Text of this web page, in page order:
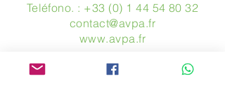
Teléfono. : +33 (0) 1 44 54 80 32
contact@avpa.fr
www.avpa.fr